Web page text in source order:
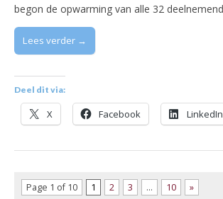
begon de opwarming van alle 32
Lees verder →
Deel dit via:
X Facebook LinkedIn
Page 1 of 10 1 2 3 … 10 »